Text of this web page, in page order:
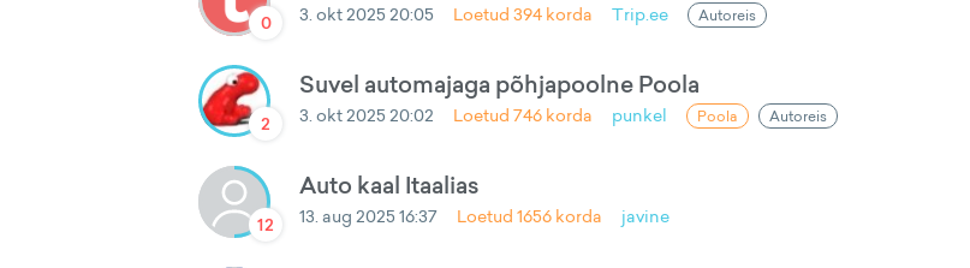
0 3. okt 2025 20:05 Loetud394 korda Trip.ee Autoreis
2
Suvel automajaga põhjapoolne Poola
3. okt 2025 20:02 Loetud746 korda punkel Poola Autoreis
12
Auto kaal Itaalias
13. aug 2025 16:37 Loetud1656 korda javine